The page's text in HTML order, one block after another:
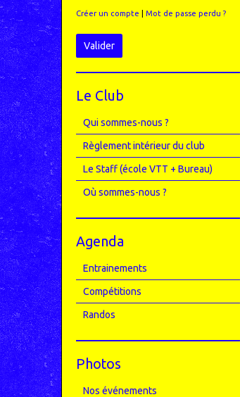
Créer un compte Mot de passe perdu ?
Valider
Le Club
Qui sommes-nous ?
Règlement intérieur du club
Le Staff (école VTT + Bureau)
Où sommes-nous ?
Agenda
Entrainements
Compétitions
Randos
Photos
Nos événements